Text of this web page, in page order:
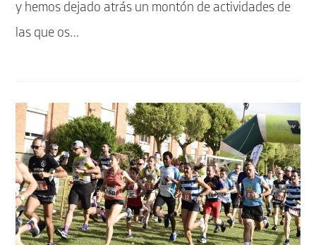
y hemos dejado atrás un montón de actividades de
las que os…